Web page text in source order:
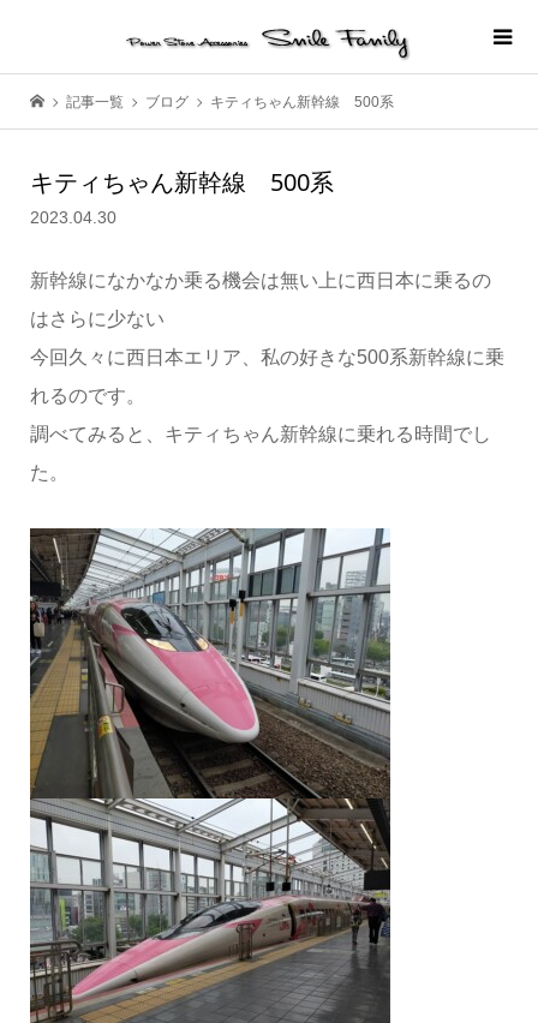
記事一覧 ブログ キティちゃん新幹線 500系
キティちゃん新幹線 500系
2023.04.30
新幹線になかなか乗る機会は無い上に西日本に乗るの
はさらに少ない
今回久々に西日本エリア、私の好きな500系新幹線に乗
れるのです。
調べてみると、キティちゃん新幹線に乗れる時間でし
た。